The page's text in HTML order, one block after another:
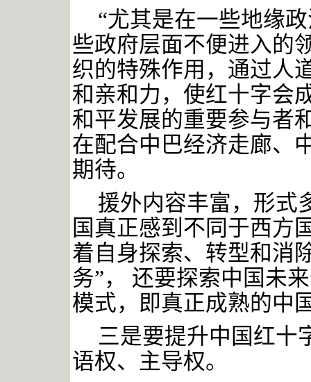
“尤其是在一些地缘
些政府层面不便进入的
织的特殊作用，通过人
和亲和力，使红十字会
和平发展的重要参与者
在配合中巴经济走廊、
期待。
援外内容丰富，形式
国真正感到不同于西方
着自身探索、转型和消
务”，
还要探索中国未
模式，即真正成熟的中
三是要提升中国红十
语权、主导权。